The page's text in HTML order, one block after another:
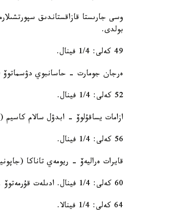
وسى جارىستا قازاقستاندىق
بولدى.
49 كەلى: 1/4 فينال.
ەرجان جومارت - حاسانبوي دۋسماتوۆ
52 كەلى: 1/4 فينال.
ازامات يساقۇلوۆ - ابدۋل سالام كاسيم
56 كەلى: 1/4 فينال.
قايرات ەراليەۆ - ريومەي تاناكا
60 كەلى: 1/4 فينال. ادىلەت قۇرمەتوۆ - وتدونگالاي دورجنيامبۋۋ (موڭعوليا)
64 كەلى: 1/4 فينالا.